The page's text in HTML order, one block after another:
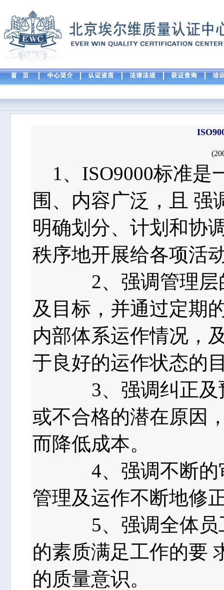
1、ISO9000标准是
围、内容广泛，且 强
明确划分、计划和协
秩序地开展给各项活
2、强调管理层的
及目标，并通过定期
内部体系运作情况，
于良好的运作状态的
3、强调纠正及预
或不合格的潜在原因
而降低成本。
4、强调不断的审
管理及运作不断地修
5、强调全体员工
的素质满足工作的要
的质量意识。